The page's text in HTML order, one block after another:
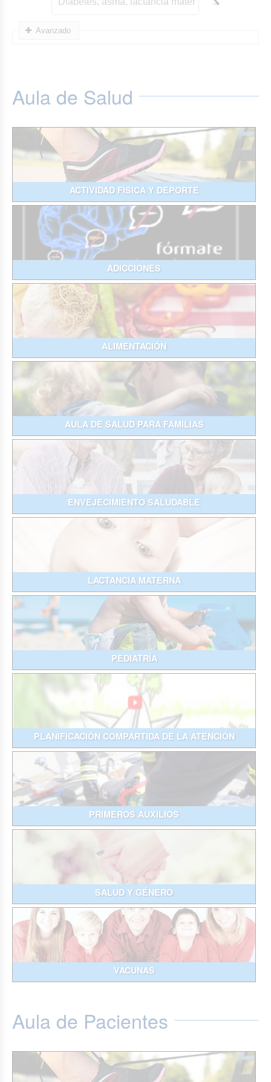
Avanzado
Aula de Salud
ACTIVIDAD FÍSICA Y DEPORTE
ADICCIONES
ALIMENTACIÓN
AULA DE SALUD PARA FAMILIAS
ENVEJECIMIENTO SALUDABLE
LACTANCIA MATERNA
PEDIATRÍA
PLANIFICACIÓN COMPARTIDA DE LA ATENCIÓN
PRIMEROS AUXILIOS
SALUD Y GÉNERO
VACUNAS
Aula de Pacientes